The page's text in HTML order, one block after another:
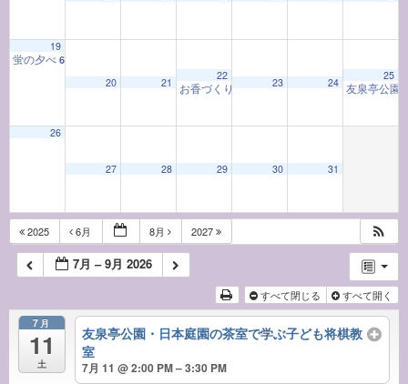
19
蛍の夕べ 6:00 PM
20
21
22
お香づくり教室「お香と和の心」 9:30 AM
23 24
25
友泉亭公園
26
27 28 29 30 31
2025 6月 8月 2027
7月 – 9月 2026
すべて閉じる すべて開く
7月
11
土
友泉亭公園・日本庭園の茶室で学ぶ子ども将棋教
室
7月 11 @ 2:00 PM – 3:30 PM